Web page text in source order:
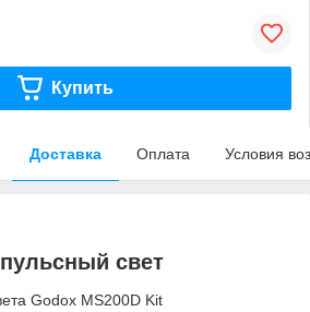
Купить
Доставка Оплата Условия
свет
Godox MS200D Kit